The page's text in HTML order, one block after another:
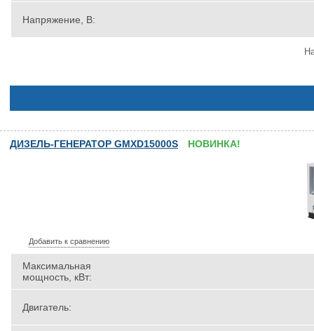
Напряжение, В:
ДИЗЕЛЬ-ГЕНЕРАТОР GMXD15000S НОВИНКА!
Добавить к сравнению
Максимальная
мощность, кВт:
Двигатель: